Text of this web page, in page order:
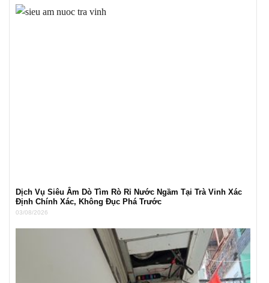
Dịch Vụ Siêu Âm Dò Tìm Rò Rỉ Nước Ngầm Tại Trà Vinh Xác
Định Chính Xác, Không Đục Phá Trước
03/08/2026